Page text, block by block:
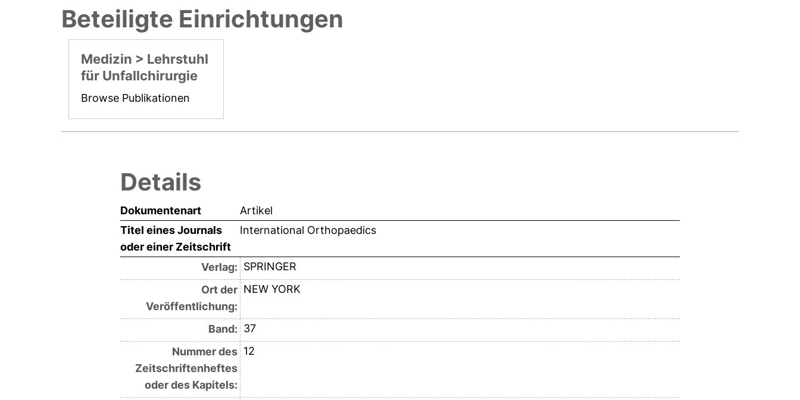
Beteiligte Einrichtungen
Medizin > Lehrstuhl
für Unfallchirurgie
Browse Publikationen
Details
Dokumentenart
Artikel
Titel eines Journals
oder einer Zeitschrift
International Orthopaedics
Verlag: SPRINGER
Ort der
Veröffentlichung:
NEW YORK
Band: 37
Nummer des
Zeitschriftenheftes
oder des Kapitels:
12